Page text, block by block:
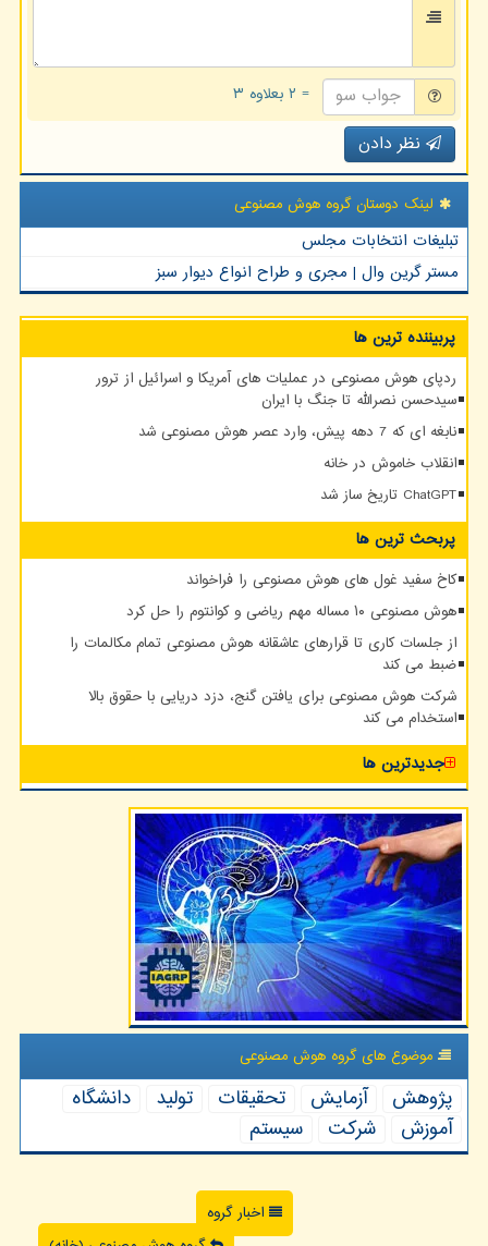
= ۲ بعلاوه ۳
نظر دادن
لینک دوستان گروه هوش مصنوعی
تبلیغات انتخابات مجلس
مستر گرین وال | مجری و طراح انواع دیوار سبز
پربیننده ترین ها
ردپای هوش مصنوعی در عملیات های آمریکا و اسرائیل از ترور
سیدحسن نصرالله تا جنگ با ایران
نابغه ای که 7 دهه پیش، وارد عصر هوش مصنوعی شد
انقلاب خاموش در خانه
ChatGPT تاریخ ساز شد
پربحث ترین ها
کاخ سفید غول های هوش مصنوعی را فراخواند
هوش مصنوعی ۱۰ مساله مهم ریاضی و کوانتوم را حل کرد
از جلسات کاری تا قرارهای عاشقانه هوش مصنوعی تمام مکالمات را
ضبط می کند
شرکت هوش مصنوعی برای یافتن گنج، دزد دریایی با حقوق بالا
استخدام می کند
جدیدترین ها
موضوع های گروه هوش مصنوعی
پژوهش آزمایش تحقیقات تولید
دانشگاه
آموزش
شركت سیستم
اخبار گروه